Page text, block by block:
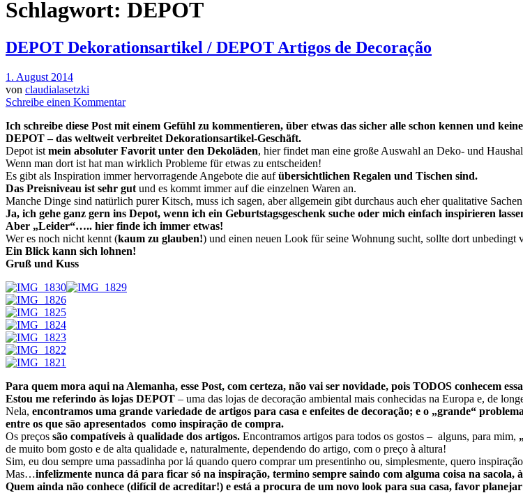
Schlagwort: DEPOT
DEPOT Dekorationsartikel / DEPOT Artigos de Decoração
1. August 2014
von claudialasetzki
Schreibe einen Kommentar
Ich schreibe diese Post mit einem Gefühl zu kommentieren, über etwas das sicher alle schon kennen und
DEPOT – das weltweit verbreitet Dekorationsartikel-Geschäft.
Depot ist mein absoluter Favorit unter den Dekoläden, hier findet man eine große Auswahl an Deko- und
Wenn man dort ist hat man wirklich Probleme für etwas zu entscheiden!
Es gibt als Inspiration immer hervorragende Angebote die aufübersichtlichen Regalen und Tischen sind.
Das Preisniveau ist sehr gut und es kommt immer auf die einzelnen Waren an.
Manche Dinge sind natürlich purer Kitsch, muss ich sagen, aber allgemein gibt durchaus auch eher qualitative
Ja, ich gehe ganz gern ins Depot, wenn ich ein Geburtstagsgeschenk suche oder mich einfach inspirieren
Aber „Leider“….. hier finde ich immer etwas!
Wer es noch nicht kennt (kaum zu glauben!) und einen neuen Look für seine Wohnung sucht, sollte dort unbedingt
Ein Blick kann sich lohnen!
Gruß und Kuss
Para quem mora aqui na Alemanha, esse Post, com certeza, não vai ser novidade, pois TODOS conhecem
Estou me referindo às lojas DEPOT – uma das lojas de decoração ambiental mais conhecidas na Europa e, de
Nela, encontramos uma grande variedade de artigos para casa e enfeites de decoração; e o „grande“
entre os que são apresentados como inspiração de compra.
Os preços são compatíveis à qualidade dos artigos. Encontramos artigos para todos os gostos – alguns, para mim,
de muito bom gosto e de alta qualidade e, naturalmente, dependendo do artigo, com o preço à altura!
Sim, eu dou sempre uma passadinha por lá quando quero comprar um presentinho ou, simplesmente, quero
Mas…infelizmente nunca dá para ficar só na inspiração, termino sempre saindo com alguma coisa na sacola,
Quem ainda não conhece (difícil de acreditar!) e está a procura de um novo look para sua casa, favor